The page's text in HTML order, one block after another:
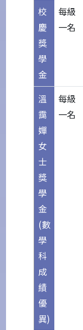
校
慶
獎
學
金
每級
一名
溫
靄
嬋
女
士
獎
學
金
(數
學
科
成
績
優
異)
每級
一名